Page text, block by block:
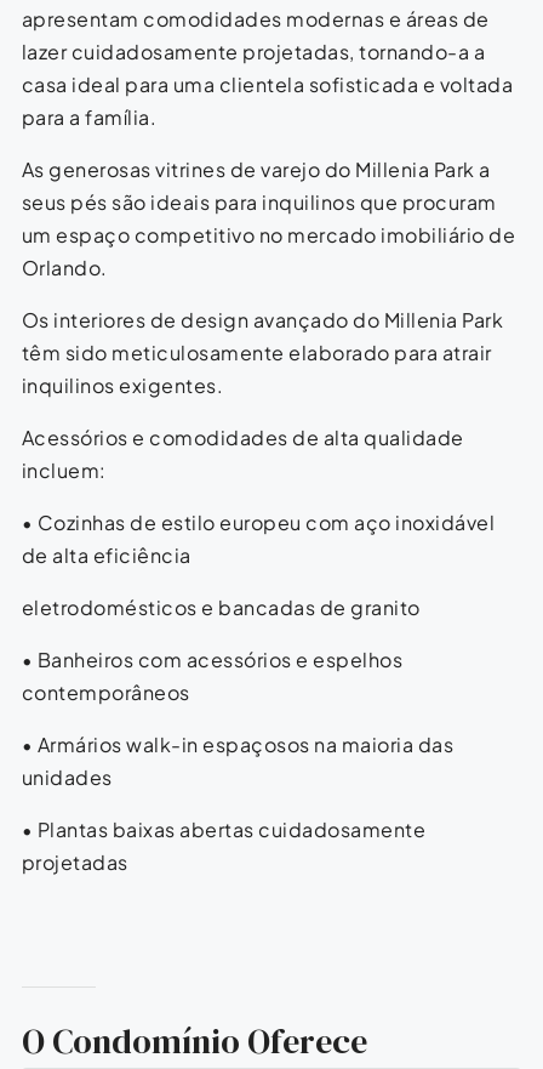
apresentam comodidades modernas e áreas de
lazer cuidadosamente projetadas, tornando-a a
casa ideal para uma clientela sofisticada e voltada
para a família.
As generosas vitrines de varejo do Millenia Park a
seus pés são ideais para inquilinos que procuram
um espaço competitivo no mercado imobiliário de
Orlando.
Os interiores de design avançado do Millenia Park
têm sido meticulosamente elaborado para atrair
inquilinos exigentes.
Acessórios e comodidades de alta qualidade
incluem:
• Cozinhas de estilo europeu com aço inoxidável
de alta eficiência
eletrodomésticos e bancadas de granito
• Banheiros com acessórios e espelhos
contemporâneos
• Armários walk-in espaçosos na maioria das
unidades
• Plantas baixas abertas cuidadosamente
projetadas
O Condomínio Oferece